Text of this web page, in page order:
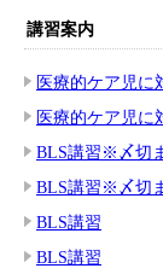
講習案内
医療的ケア児に
医療的ケア児に
BLS講習※〆切
BLS講習※〆切
BLS講習
BLS講習